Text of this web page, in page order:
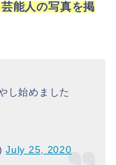
能人の写真を掲
し始めました
July 25, 2020